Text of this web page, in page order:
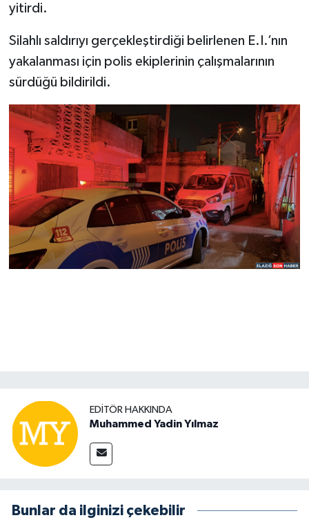
yitirdi.
Silahlı saldırıyı gerçekleştirdiği belirlenen E.I.’nın
yakalanması için polis ekiplerinin çalışmalarının
sürdüğü bildirildi.
EDITÖR HAKKINDA
Muhammed Yadin Yılmaz
Bunlar da ilginizi çekebilir